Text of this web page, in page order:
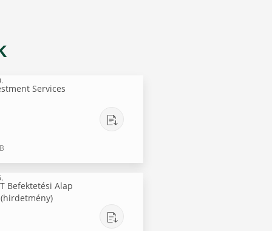
Services
Befektetési Alap